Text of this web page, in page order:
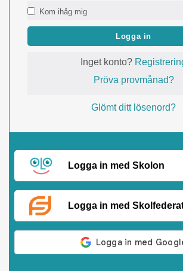
Kom ihåg mig
Logga in
Inget konto?
Pröva provmånad?
Glömt ditt lösenord?
Logga in med Skolon
Logga in med